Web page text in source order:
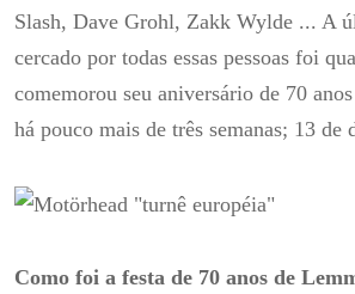
Slash, Dave Grohl, Zakk Wylde ... A
cercado por todas essas pessoas foi
comemorou seu aniversário de 70
há pouco mais de três semanas; 13 de
Como foi a festa de 70 anos de